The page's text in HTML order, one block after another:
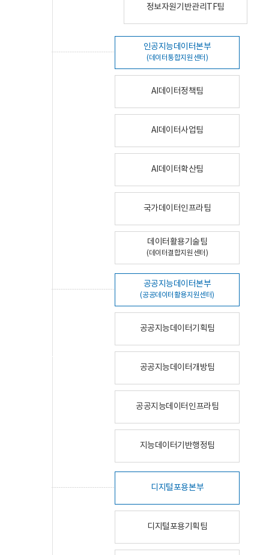
정보자원기반관리TF팀
인공지능데이터본부
(데이터통합지원센터)
AI데이터정책팀
AI데이터사업팀
AI데이터확산팀
국가데이터인프라팀
데이터활용기술팀
(데이터결합지원센터)
공공지능데이터본부
(공공데이터활용지원센터)
공공지능데이터기획팀
공공지능데이터개방팀
공공지능데이터인프라팀
지능데이터기반행정팀
디지털포용본부
디지털포용기획팀